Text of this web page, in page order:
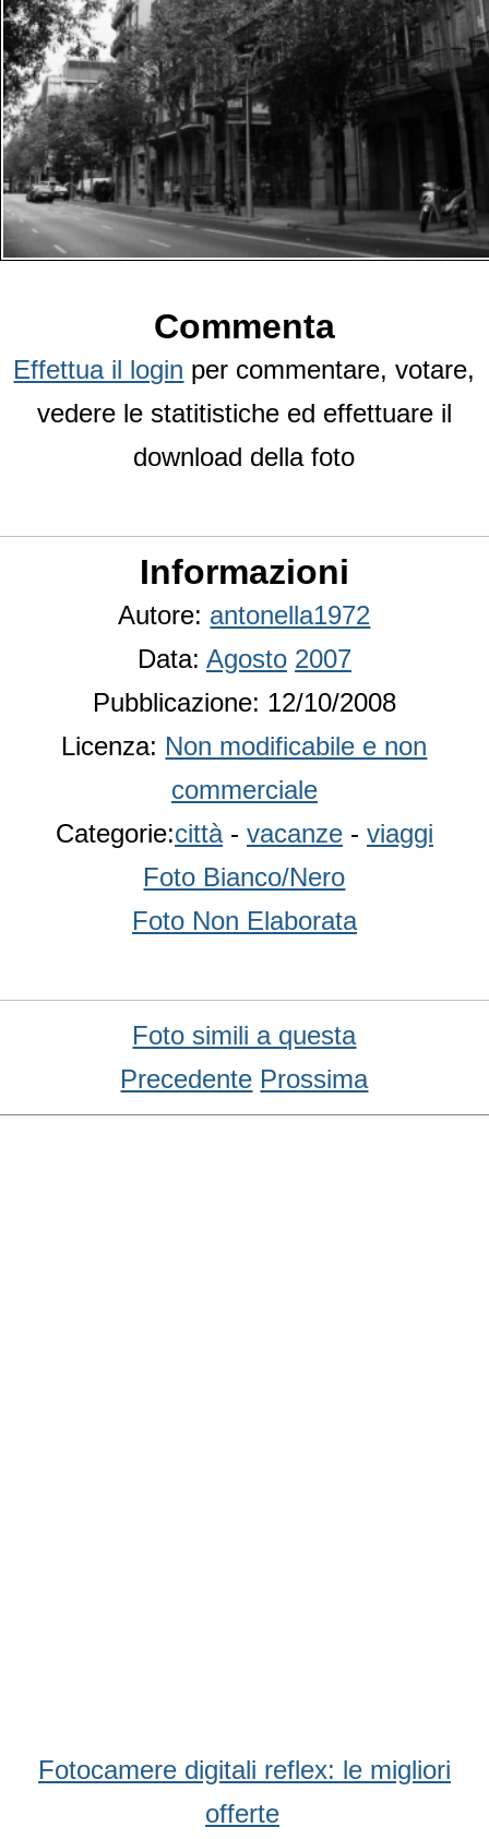
Commenta
Effettua il login per commentare, votare,
vedere le statitistiche ed effettuare il
download della foto
Informazioni
Autore: antonella1972
Data: Agosto 2007
Pubblicazione: 12/10/2008
Licenza: Non modificabile e non
commerciale
Categorie:città- vacanze - viaggi
Foto Bianco/Nero
Foto Non Elaborata
Foto simili a questa
Precedente Prossima
Fotocamere digitali reflex: le migliori
offerte